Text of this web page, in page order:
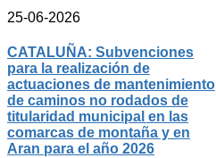
25-06-2026
CATALUÑA: Subvenciones
para la realización de
actuaciones de mantenimiento
de caminos no rodados de
titularidad municipal en las
comarcas de montaña y en
Aran para el año 2026